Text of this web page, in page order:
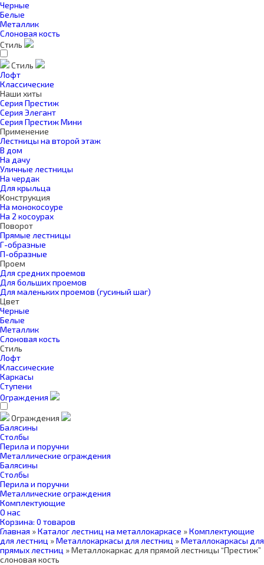
Черные
Белые
Металлик
Слоновая кость
Стиль
Стиль
Лофт
Классические
Наши хиты
Серия Престиж
Серия Элегант
Серия Престиж Мини
Применение
Лестницы на второй этаж
В дом
На дачу
Уличные лестницы
На чердак
Для крыльца
Конструкция
На монокосоуре
На 2 косоурах
Поворот
Прямые лестницы
Г-образные
П-образные
Проем
Для средних проемов
Для больших проемов
Для маленьких проемов (гусиный шаг)
Цвет
Черные
Белые
Металлик
Слоновая кость
Стиль
Лофт
Классические
Каркасы
Ступени
Ограждения
Ограждения
Балясины
Столбы
Перила и поручни
Металлические ограждения
Балясины
Столбы
Перила и поручни
Металлические ограждения
Комплектующие
О нас
Корзина: 0 товаров
Главная »Каталог лестниц на металлокаркасе »Комплектующие
для лестниц »Металлокаркасы для лестниц »Металлокаркасы для
прямых лестниц »Металлокаркас для прямой лестницы “Престиж”
слоновая кость